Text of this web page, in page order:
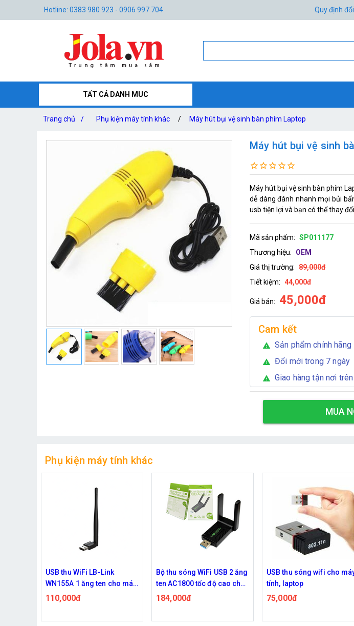
Hotline: 0383 980 923 - 0906 997 704 Quy định
TẤT CẢ DANH MUC
Trang chủ / Phụ kiện máy tính khác / Máy hút bụi vệ sinh bàn phím Laptop
Máy hút bụi vệ sinh
Máy hút bụi vệ sinh bàn phím
dễ dàng đánh nhanh mọi bủi
usb tiện lợi và bạn có thể thay
Mã sản phẩm: SP011177
Thương hiệu:
OEM
Giá thị trường: 89,000đ
Tiết kiệm: 44,000đ
Giá bán: 45,000đ
Cam kết
warning Sản phẩm chính hãng
warning Đổi mới trong 7 ngày
warning Giao hàng tận nơi
MUA
Phụ kiện máy tính khác
Bộ thu sóng WiFi USB 2 ăng
ten AC1800 tốc độ cao cho
máy tính
184,000đ
USB thu sóng wifi cho máy
tính, laptop
75,000đ
Giá đỡ laptop, máy tính
bảng 18 inch bằng hợp kim
110,000đ